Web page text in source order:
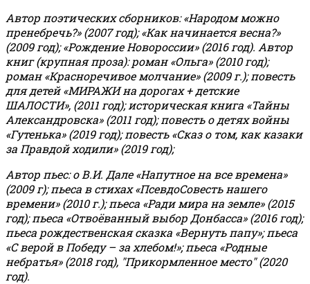
Автор поэтических сборников: «Народом можно
пренебречь?» (2007 год); «Как начинается весна?»
(2009 год); «Рождение Новороссии» (2016 год). Автор
книг (крупная проза): роман «Ольга» (2010 год);
роман «Красноречивое молчание» (2009 г.); повесть
для детей «МИРАЖИ на дорогах + детские
ШАЛОСТИ», (2011 год); историческая книга «Тайны
Александровска» (2011 год); повесть о детях войны
«Гутенька» (2019 год); повесть «Сказ о том, как казаки
за Правдой ходили» (2019 год);
Автор пьес: о В.И. Дале «Напутное на все времена»
(2009 г); пьеса в стихах «ПсевдоСовесть нашего
времени» (2010 г.); пьеса «Ради мира на земле» (2015
год); пьеса «Отвоёванный выбор Донбасса» (2016 год);
пьеса рождественская сказка «Вернуть папу»; пьеса
«С верой в Победу – за хлебом!»;пьеса «Родные
небратья» (2018 год), "Прикормленное место" (2020
год).